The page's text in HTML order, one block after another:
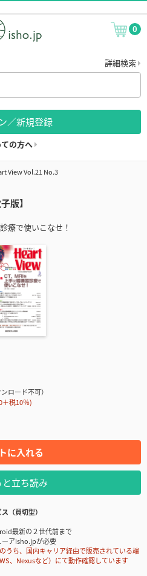
0
詳細検索
／新規登録
の方へ
View Vol.21 No.3
版】
療で使いこなせ！
ロード不可）
＋税10％)
に入れる
立ち読み
（買切型）
最新の２世代前まで
アisho.jpが必要
ち、国内キャリア経由で販売されている端
、Nexusなど）にて動作確認しています